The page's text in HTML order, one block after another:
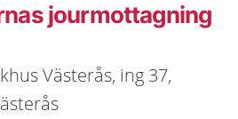
jourmottagning
Västerås, ing 37,